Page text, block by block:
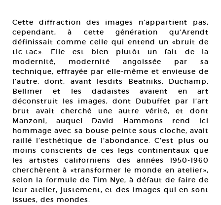
Cette diffraction des images n’appartient pas,
cependant, à cette génération qu’Arendt
définissait comme celle qui entend un «bruit de
tic-tac». Elle est bien plutôt un fait de la
modernité, modernité angoissée par sa
technique, effrayée par elle-même et envieuse de
l’autre, dont, avant lesdits Beatniks, Duchamp,
Bellmer et les dadaïstes avaient en art
déconstruit les images, dont Dubuffet par l’art
brut avait cherché une autre vérité, et dont
Manzoni, auquel David Hammons rend ici
hommage avec sa bouse peinte sous cloche, avait
raillé l’esthétique de l’abondance. C’est plus ou
moins conscients de ces legs continentaux que
les artistes californiens des années 1950-1960
cherchèrent à «transformer le monde en atelier»,
selon la formule de Tim Nye, à défaut de faire de
leur atelier, justement, et des images qui en sont
issues, des mondes.